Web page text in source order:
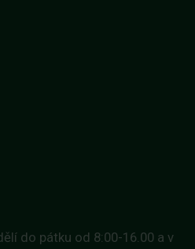
do pátku od 8:00-16.00 a v